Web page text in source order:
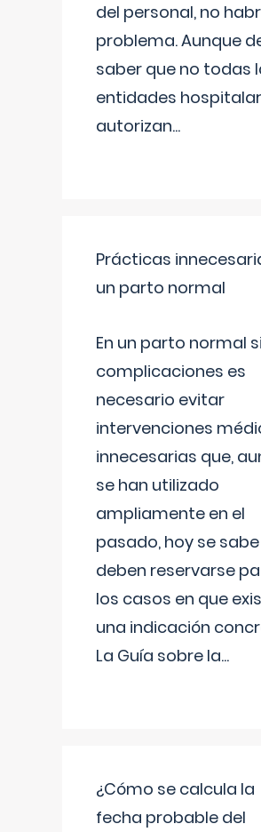
del personal, no
problema. Aunque
saber que no todas
entidades
autorizan...
Prácticas
un parto normal
En un parto normal
complicaciones es
necesario evitar
intervenciones
innecesarias que,
se han utilizado
ampliamente en el
pasado, hoy se
deben reservarse
los casos en que
una indicación
La Guía sobre la...
¿Cómo se calcula la
fecha probable del